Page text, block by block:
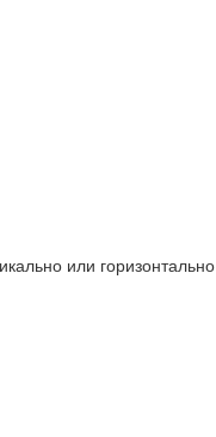
или горизонтально